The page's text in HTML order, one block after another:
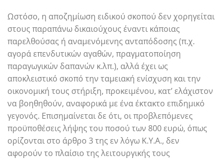
Ωστόσο, η αποζημίωση ειδικού σκοπού δεν χορηγείται
στους παραπάνω δικαιούχους έναντι κάποιας
παρελθούσας ή αναμενόμενης ανταπόδοσης (π.χ.
αγορά επενδυτικών αγαθών, πραγματοποίηση
παραγωγικών δαπανών κ.λπ.), αλλά έχει ως
αποκλειστικό σκοπό την ταμειακή ενίσχυση και την
οικονομική τους στήριξη, προκειμένου, κατ’ ελάχιστον
να βοηθηθούν, αναφορικά με ένα έκτακτο επιδημικό
γεγονός. Επισημαίνεται δε ότι, οι προβλεπόμενες
προϋποθέσεις λήψης του ποσού των 800 ευρώ, όπως
ορίζονται στο άρθρο 3 της εν λόγω Κ.Υ.Α., δεν
αφορούν το πλαίσιο της λειτουργικής τους